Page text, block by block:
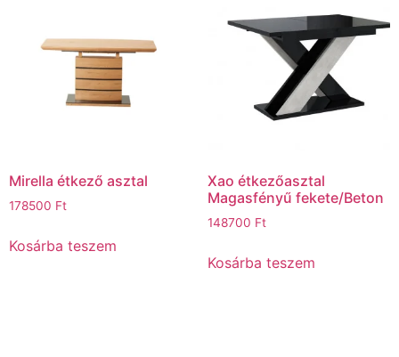
Mirella étkező asztal
178500 Ft
Kosárba teszem
Xao étkezőasztal
Magasfényű fekete/Beton
148700 Ft
Kosárba teszem